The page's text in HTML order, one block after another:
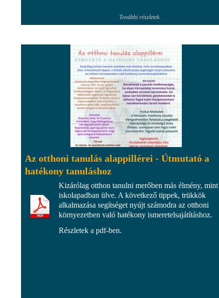
További részletek
Az otthoni tanulás alappillérei - Útmutató a
hatékony tanuláshoz
Kizárólag otthon tanulni merőben más élmény, mint
iskolapadban ülve. A következő tippek, trükkök
alkalmazása segítséget nyújt számodra az otthoni
környezetben való hatékony ismeretelsajátításhoz.
Részletek a pdf-ben.